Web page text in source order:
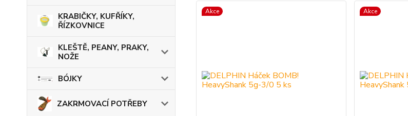
KRABIČKY, KUFŘÍKY,
ŘÍZKOVNICE
KLEŠTĚ, PEANY, PRAKY,
NOŽE
BÓJKY
ZAKRMOVACÍ POTŘEBY
Akce Akce